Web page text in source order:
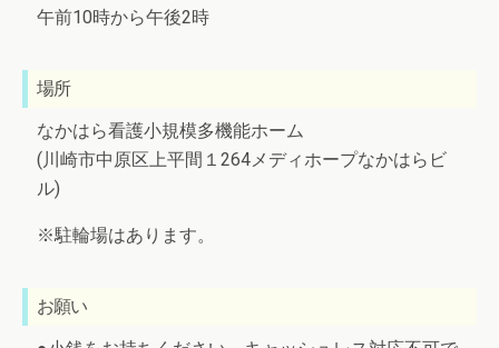
午前10時から午後2時
場所
なかはら看護小規模多機能ホーム
(川崎市中原区上平間１264メディホープなかはらビ
ル)
※駐輪場はあります。
お願い